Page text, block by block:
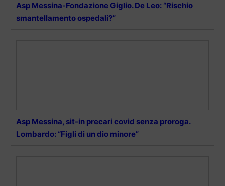
Asp Messina-Fondazione Giglio. De Leo: “Rischio
smantellamento ospedali?”
Asp Messina, sit-in precari covid senza proroga.
Lombardo: “Figli di un dio minore”